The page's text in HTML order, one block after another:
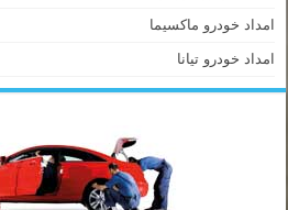
امداد خودرو ماکسیما
امداد خودرو تیانا